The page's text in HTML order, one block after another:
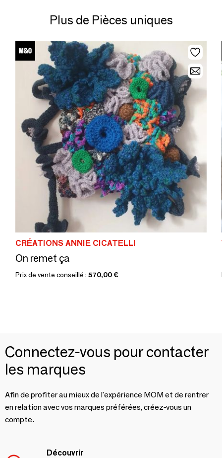
Plus de Pièces uniques
CRÉATIONS ANNIE CICATELLI
On remet ça
Prix de vente conseillé : 570,00 €
Connectez-vous pour contacter
les marques
Afin de profiter au mieux de l'expérience MOM et de rentrer
en relation avec vos marques préférées, créez-vous un
compte.
Découvrir